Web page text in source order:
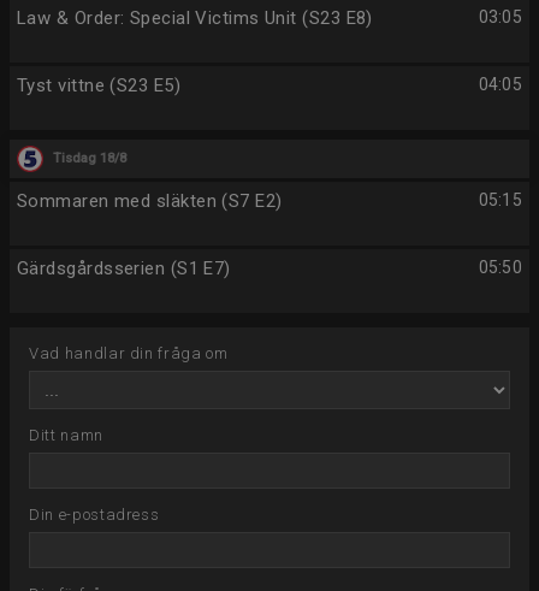
03:05
Law & Order: Special Victims Unit (S23 E8)
04:05
Tyst vittne (S23 E5)
Tisdag 18/8
05:15
Sommaren med släkten (S7 E2)
05:50
Gärdsgårdsserien (S1 E7)
Vad handlar din fråga om
Ditt namn
Din e-postadress